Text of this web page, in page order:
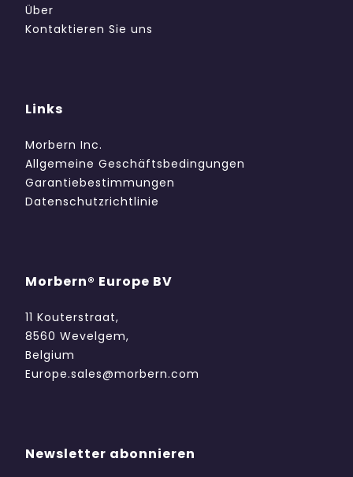
Über
Kontaktieren Sie uns
Links
Morbern Inc.
Allgemeine Geschäftsbedingungen
Garantiebestimmungen
Datenschutzrichtlinie
Morbern® Europe BV
11 Kouterstraat,
8560 Wevelgem,
Belgium
Europe.sales@morbern.com
Newsletter abonnieren